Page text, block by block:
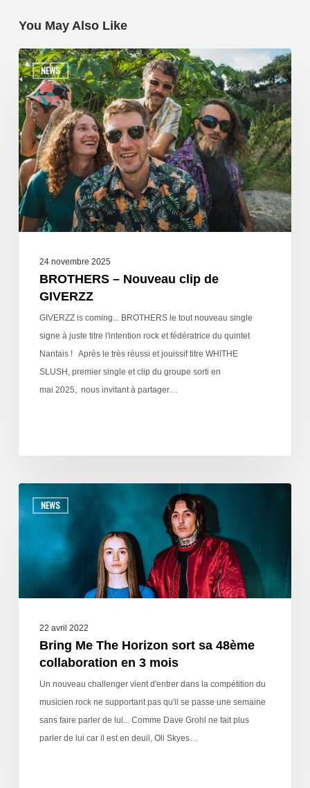
You May Also Like
NEWS
24 novembre 2025
BROTHERS – Nouveau clip de
GIVERZZ
GIVERZZ is coming... BROTHERS le tout nouveau single
signe à juste titre l'intention rock et fédératrice du quintet
Nantais ! Après le très réussi et jouissif titre WHITHE
SLUSH, premier single et clip du groupe sorti en
mai 2025, nous invitant à partager…
NEWS
22 avril 2022
Bring Me The Horizon sort sa 48ème
collaboration en 3 mois
Un nouveau challenger vient d'entrer dans la compétition du
musicien rock ne supportant pas qu'il se passe une semaine
sans faire parler de lui... Comme Dave Grohl ne fait plus
parler de lui car il est en deuil, Oli Skyes…